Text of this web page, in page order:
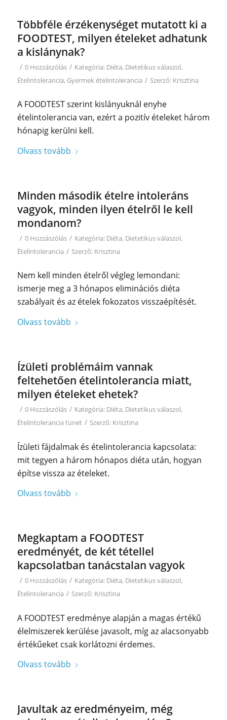
Többféle érzékenységet mutatott ki a
FOODTEST, milyen ételeket adhatunk
a kislánynak?
/ 0 Hozzászólás / Kategória: Diéta, Dietetikus válaszol,
Ételintolerancia, Gyermek ételintolerancia / Szerző: Krisztina
A FOODTEST szerint kislányuknál enyhe
ételintolerancia van, ezért a pozitív ételeket három
hónapig kerülni kell.
Olvass tovább
Minden második ételre intoleráns
vagyok, minden ilyen ételről le kell
mondanom?
/ 0 Hozzászólás / Kategória: Diéta, Dietetikus válaszol,
Ételintolerancia / Szerző: Krisztina
Nem kell minden ételről végleg lemondani:
ismerje meg a 3 hónapos eliminációs diéta
szabályait és az ételek fokozatos visszaépítését.
Olvass tovább
Ízületi problémáim vannak
feltehetően ételintolerancia miatt,
milyen ételeket ehetek?
/ 0 Hozzászólás / Kategória: Diéta, Dietetikus válaszol,
Ételintolerancia tünet / Szerző: Krisztina
Ízületi fájdalmak és ételintolerancia kapcsolata:
mit tegyen a három hónapos diéta után, hogyan
építse vissza az ételeket.
Olvass tovább
Megkaptam a FOODTEST
eredményét, de két tétellel
kapcsolatban tanácstalan vagyok
/ 0 Hozzászólás / Kategória: Diéta, Dietetikus válaszol,
Ételintolerancia / Szerző: Krisztina
A FOODTEST eredménye alapján a magas értékű
élelmiszerek kerülése javasolt, míg az alacsonyabb
értékűeket csak korlátozni érdemes.
Olvass tovább
Javultak az eredményeim, még